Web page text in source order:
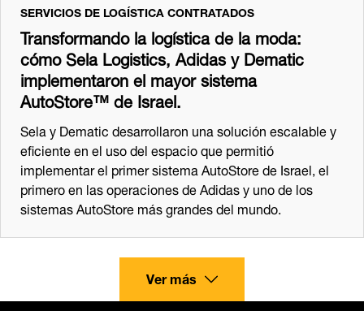
SERVICIOS DE LOGÍSTICA CONTRATADOS
Transformando la logística de la moda:
cómo Sela Logistics, Adidas y Dematic
implementaron el mayor sistema
AutoStore™ de Israel.
Sela y Dematic desarrollaron una solución escalable y
eficiente en el uso del espacio que permitió
implementar el primer sistema AutoStore de Israel, el
primero en las operaciones de Adidas y uno de los
sistemas AutoStore más grandes del mundo.
Ver más